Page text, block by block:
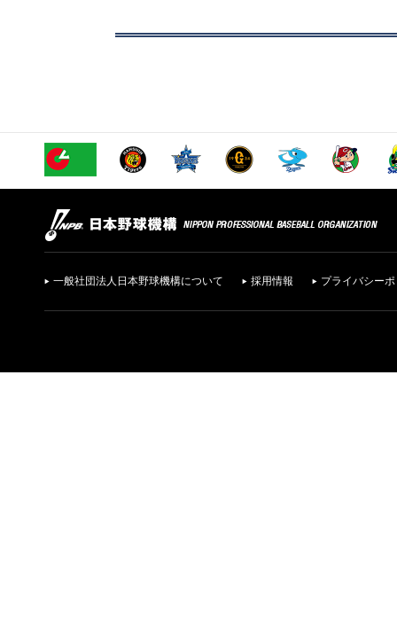
一般社団法人日本野球機構について 採用情報 プライバシー